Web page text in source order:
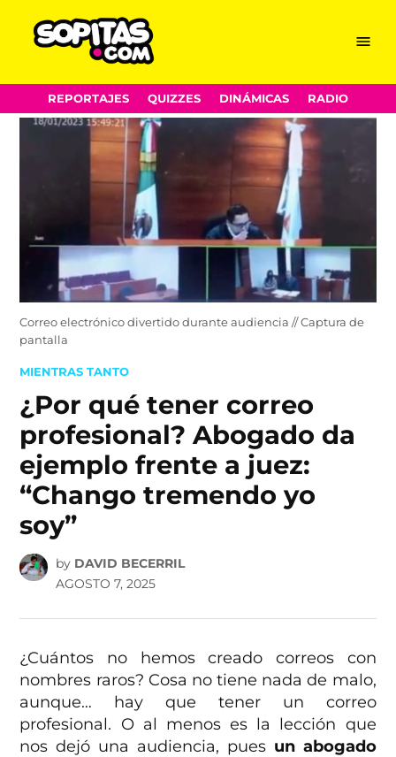
Skip
to
Menu
REPORTAJES QUIZZES DINÁMICAS RADIO
Correo electrónico divertido durante audiencia // Captura de
pantalla
POSTED
MIENTRAS TANTO
¿Por qué tener correo
profesional? Abogado da
ejemplo frente a juez:
“Chango tremendo yo
soy”
by DAVID BECERRIL
AGOSTO 7, 2025
¿Cuántos no hemos creado correos con
nombres raros? Cosa no tiene nada de malo,
aunque… hay que tener un correo
profesional. O al menos es la lección que
nos dejó una audiencia, pues un abogado